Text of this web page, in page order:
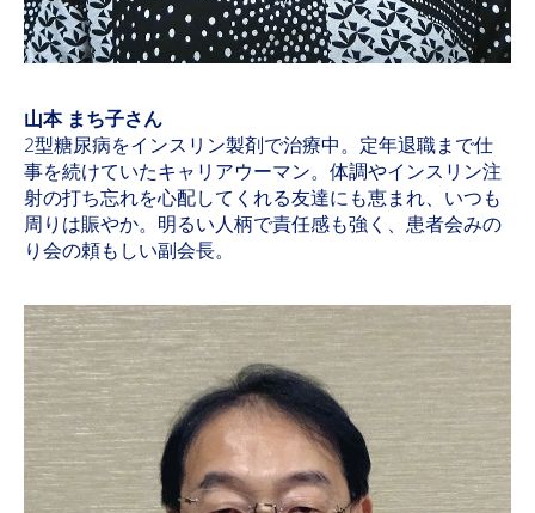
山本 まち子さん
2型糖尿病をインスリン製剤で治療中。定年退職まで仕
事を続けていたキャリアウーマン。体調やインスリン注
射の打ち忘れを心配してくれる友達にも恵まれ、いつも
周りは賑やか。明るい人柄で責任感も強く、患者会みの
り会の頼もしい副会長。